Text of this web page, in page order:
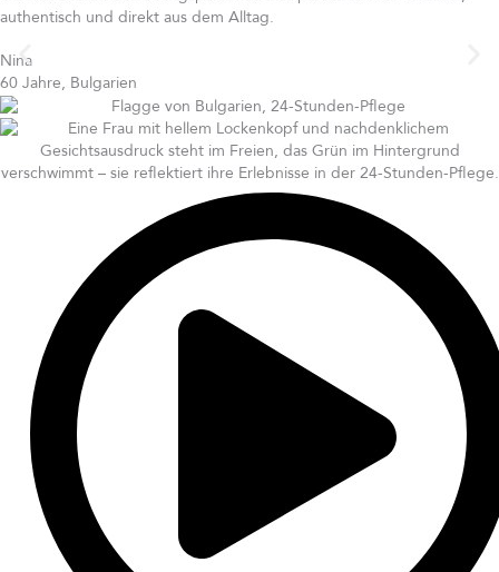
authentisch und direkt aus dem Alltag.
Nina
60 Jahre, Bulgarien